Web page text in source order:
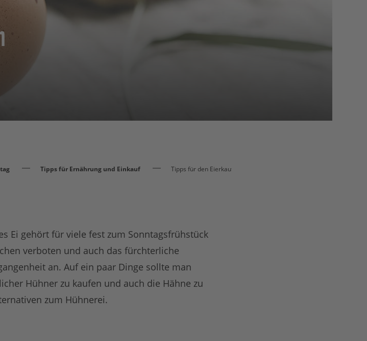
Tipps für Ernährung und Einkauf Tipps für den Eierkauf
Ei gehört für viele fest zum Sonntagsfrühstück
verboten und auch das fürchterliche
an. Auf ein paar Dinge sollte man
Hühner zu kaufen und auch die Hähne zu
zum Hühnerei.